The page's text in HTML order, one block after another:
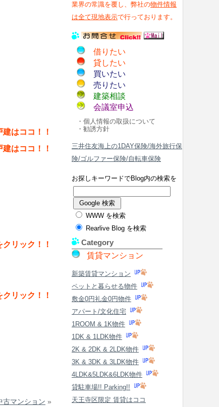
はココ！！
はココ！！
リック！！
リック！！
マンション »
業界の常識を覆し、弊社の物件情報
は全て現地表示で行っております。
借りたい
貸したい
買いたい
売りたい
建築相談
会議室申込
・個人情報の取扱について
・勧誘方針
三井住友海上の1DAY保険/海外旅行保
険/ゴルファー保険/自転車保険
お探しキーワードでBlog内の検索を
WWW を検索
Rearlive Blog を検索
Category
賃貸マンション
新築賃貸マンション
ペットと暮らせる物件
敷金0円礼金0円物件
アパート/文化住宅
1ROOM & 1K物件
1DK & 1LDK物件
2K & 2DK & 2LDK物件
3K & 3DK & 3LDK物件
4LDK&5LDK&6LDK物件
貸駐車場!! Parking!!
天王寺区限定 賃貸はココ